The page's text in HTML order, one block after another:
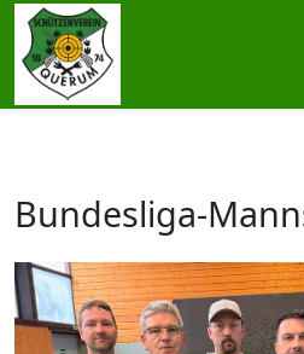
Bundesliga-